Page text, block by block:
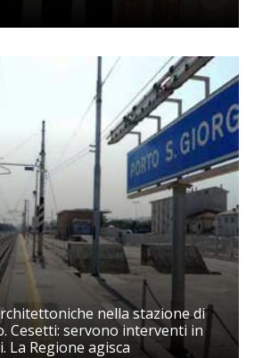
nella stazione di
Cesetti: servono interventi in
La Regione agisca